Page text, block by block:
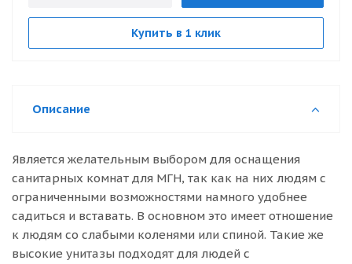
Купить в 1 клик
Описание
Является желательным выбором для оснащения
санитарных комнат для МГН, так как на них людям с
ограниченными возможностями намного удобнее
садиться и вставать. В основном это имеет отношение
к людям со слабыми коленями или спиной. Такие же
высокие унитазы подходят для людей с